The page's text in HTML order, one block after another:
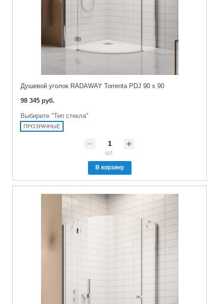
Душевой уголок RADAWAY Torrenta PDJ 90 x 90
98 345 руб.
Выбирите "Тип стекла"
ПРОЗРАЧНЫЕ
шт.
В корзину